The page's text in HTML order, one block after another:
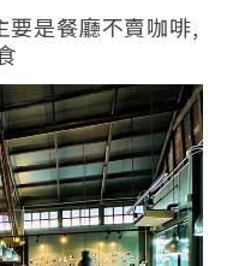
是餐廳不賣咖啡,